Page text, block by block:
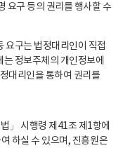
요구 등의 권리를 행사할 수
요구는 법정대리인이 직접
정보주체의 개인정보에
대리인을 통하여 권리를
」 시행령 제41조 제1항에
하실 수 있으며, 진흥원은